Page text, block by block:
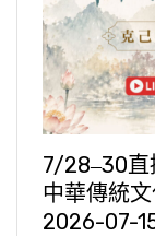
7/28‒30直
中華傳統
2026-07-